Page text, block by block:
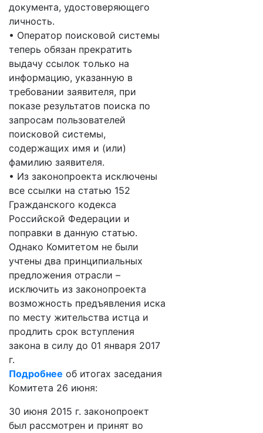
документа, удостоверяющего
личность.
• Оператор поисковой системы
теперь обязан прекратить
выдачу ссылок только на
информацию, указанную в
требовании заявителя, при
показе результатов поиска по
запросам пользователей
поисковой системы,
содержащих имя и (или)
фамилию заявителя.
• Из законопроекта исключены
все ссылки на статью 152
Гражданского кодекса
Российской Федерации и
поправки в данную статью.
Однако Комитетом не были
учтены два принципиальных
предложения отрасли –
исключить из законопроекта
возможность предъявления иска
по месту жительства истца и
продлить срок вступления
закона в силу до 01 января 2017
г.
Подробнее об итогах заседания
Комитета 26 июня:
30 июня 2015 г. законопроект
был рассмотрен и принят во